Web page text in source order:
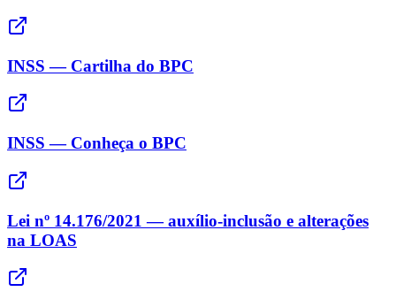
INSS — Cartilha do BPC
INSS — Conheça o BPC
Lei nº 14.176/2021 — auxílio-inclusão e alterações
na LOAS